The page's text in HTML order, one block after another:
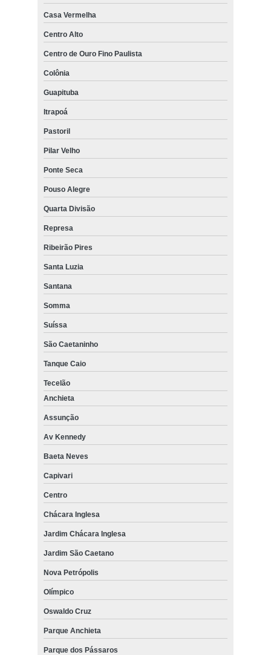
Casa Vermelha
Centro Alto
Centro de Ouro Fino Paulista
Colônia
Guapituba
Itrapoá
Pastoril
Pilar Velho
Ponte Seca
Pouso Alegre
Quarta Divisão
Represa
Ribeirão Pires
Santa Luzia
Santana
Somma
Suíssa
São Caetaninho
Tanque Caio
Tecelão
Anchieta
Assunção
Av Kennedy
Baeta Neves
Capivari
Centro
Chácara Inglesa
Jardim Chácara Inglesa
Jardim São Caetano
Nova Petrópolis
Olímpico
Oswaldo Cruz
Parque Anchieta
Parque dos Pássaros